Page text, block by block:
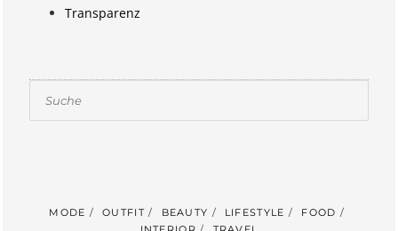
Transparenz
MODE OUTFIT BEAUTY LIFESTYLE
FOOD